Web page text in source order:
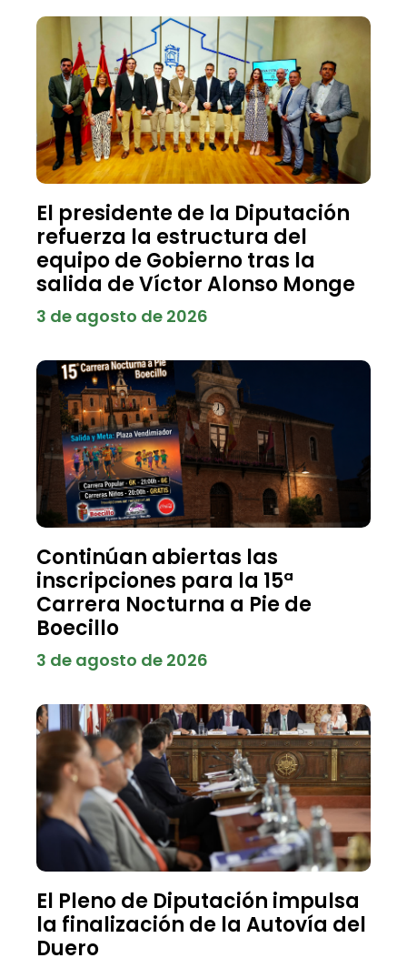
El presidente de la Diputación
refuerza la estructura del
equipo de Gobierno tras la
salida de Víctor Alonso Monge
3 de agosto de 2026
Continúan abiertas las
inscripciones para la 15ª
Carrera Nocturna a Pie de
Boecillo
3 de agosto de 2026
El Pleno de Diputación impulsa
la finalización de la Autovía del
Duero